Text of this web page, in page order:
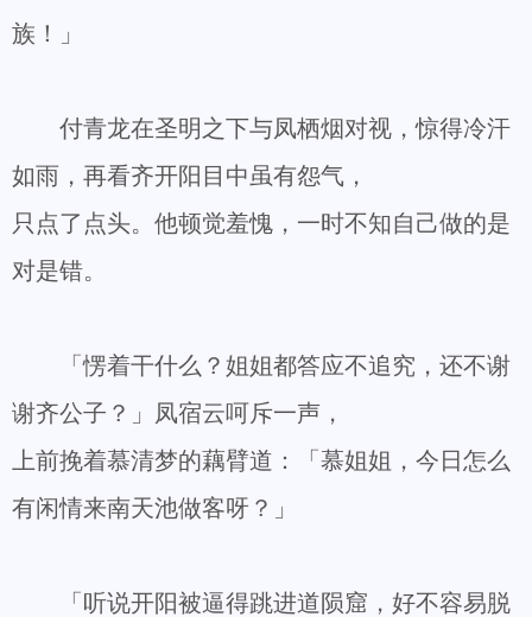
族！」
付青龙在圣明之下与凤栖烟对视，惊得冷汗
如雨，再看齐开阳目中虽有怨气，
只点了点头。他顿觉羞愧，一时不知自己做的是
对是错。
「愣着干什么？姐姐都答应不追究，还不谢
谢齐公子？」凤宿云呵斥一声，
上前挽着慕清梦的藕臂道：「慕姐姐，今日怎么
有闲情来南天池做客呀？」
「听说开阳被逼得跳进道陨窟，好不容易脱